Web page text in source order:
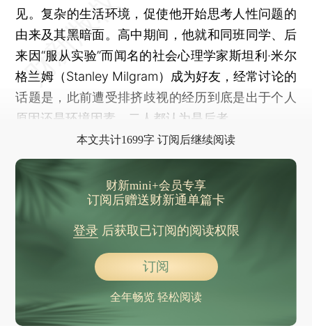
见。复杂的生活环境，促使他开始思考人性问题的
由来及其黑暗面。高中期间，他就和同班同学、后
来因“服从实验”而闻名的社会心理学家斯坦利·米尔
格兰姆（Stanley Milgram）成为好友，经常讨论的
话题是，此前遭受排挤歧视的经历到底是出于个人
原因还是环境因素，二人都认为是后者。
本文共计1699字 订阅后继续阅读
财新mini+会员专享
订阅后赠送财新通单篇卡
登录后获取已订阅的阅读权限
订阅
全年畅览 轻松阅读